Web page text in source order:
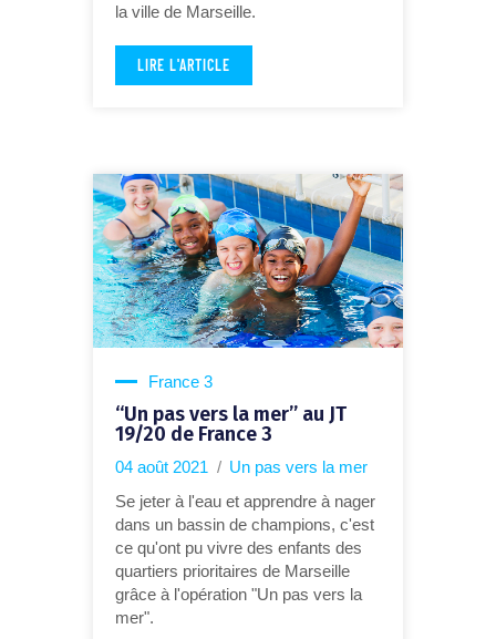
la ville de Marseille.
LIRE L'ARTICLE
France 3
“Un pas vers la mer” au JT
19/20 de France 3
04 août 2021
Un pas vers la mer
Se jeter à l'eau et apprendre à nager
dans un bassin de champions, c'est
ce qu'ont pu vivre des enfants des
quartiers prioritaires de Marseille
grâce à l'opération "Un pas vers la
mer".